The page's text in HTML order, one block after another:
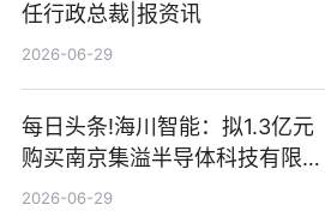
任行政总裁|报资讯
2026-06-29
每日头条!海川智能：拟1.3亿元
购买南京集溢半导体科技有限公
司15.3%股权
2026-06-29